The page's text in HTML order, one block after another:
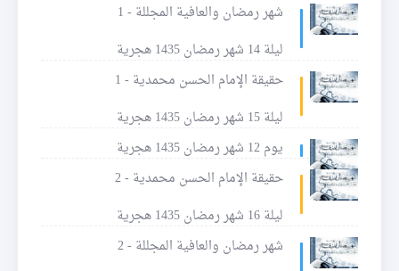
شهر رمضان والعافية المجللة - 1
ليلة 14 شهر رمضان 1435 هجرية
حقيقة الإمام الحسن محمدية - 1
ليلة 15 شهر رمضان 1435 هجرية
يوم 12 شهر رمضان 1435 هجرية
حقيقة الإمام الحسن محمدية - 2
ليلة 16 شهر رمضان 1435 هجرية
شهر رمضان والعافية المجللة - 2